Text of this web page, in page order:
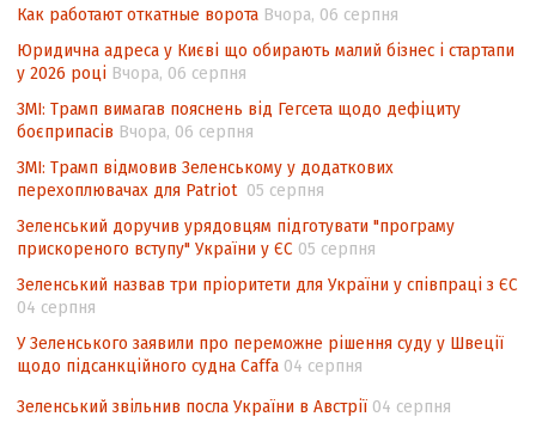
невизначеності механізму повторного
підрахунку голосів виборців
Інформаційна безпека суспільства
Как работают откатные ворота Вчора, 06 серпня
Юридична адреса у Києві що обирають малий бізнес і стартапи
у 2026 році Вчора, 06 серпня
ЗМІ: Трамп вимагав пояснень від Гегсета щодо дефіциту
боєприпасів Вчора, 06 серпня
ЗМІ: Трамп відмовив Зеленському у додаткових
перехоплювачах для Patriot 05 серпня
Зеленський доручив урядовцям підготувати "програму
прискореного вступу" України у ЄС 05 серпня
Зеленський назвав три пріоритети для України у співпраці з ЄС
04 серпня
У Зеленського заявили про переможне рішення суду у Швеції
щодо підсанкційного судна Caffa 04 серпня
Зеленський звільнив посла України в Австрії 04 серпня